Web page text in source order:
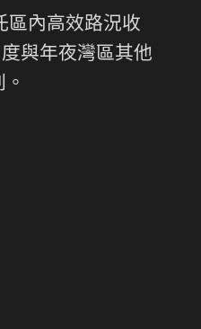
區內高效路況收
與年夜灣區其他